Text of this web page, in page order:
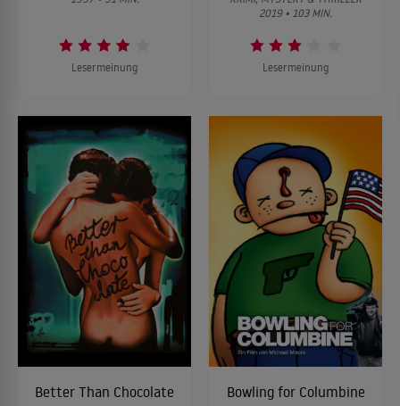
Lesermeinung
2019 • 103 MIN.
Lesermeinung
Better Than Chocolate Bowling for Columbine